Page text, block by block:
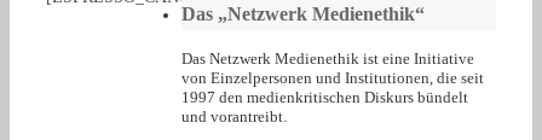
Das „Netzwerk Medienethik“
Das Netzwerk Medienethik ist eine Initiative
von Einzelpersonen und Institutionen, die seit
1997 den medienkritischen Diskurs bündelt
und vorantreibt.